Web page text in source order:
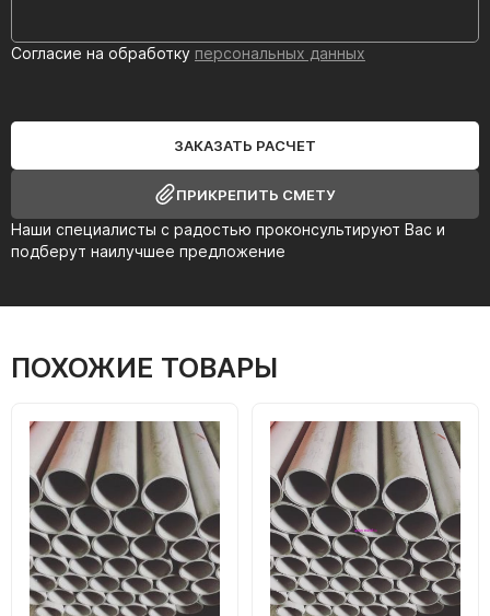
Наши специалисты с радостью проконсультируют Вас и
подберут наилучшее предложение
Согласие на обработку персональных данных
ЗАКАЗАТЬ РАСЧЕТ
ПРИКРЕПИТЬ СМЕТУ
ПОХОЖИЕ ТОВАРЫ